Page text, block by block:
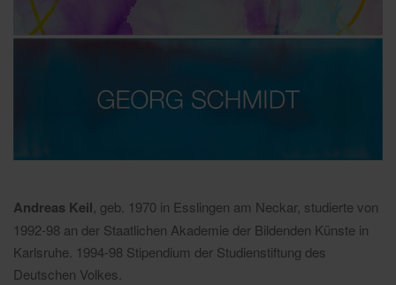
Andreas Keil, geb. 1970 in Esslingen am Neckar, studierte von
1992-98 an der Staatlichen Akademie der Bildenden Künste in
Karlsruhe. 1994-98 Stipendium der Studienstiftung des
Deutschen Volkes.